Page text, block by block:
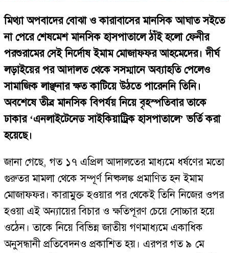
মিথ্যা অপবাদের বোঝা ও কারাবাসের মানসিক আঘাত সইতে
না পেরে শেষমেশ মানসিক হাসপাতালে ঠাঁই হলো ফেনীর
পরশুরামের সেই নির্দোষ ইমাম মোজাফফর আহমেদের। দীর্ঘ
লড়াইয়ের পর আদালত থেকে সসম্মানে অব্যাহতি পেলেও
সামাজিক লাঞ্ছনার ক্ষত কাটিয়ে উঠতে পারেননি তিনি।
অবশেষে তীব্র মানসিক বিপর্যয় নিয়ে বৃহস্পতিবার তাকে
ঢাকার ‘এনলাইটেনেড সাইকিয়াট্রিক হাসপাতালে’ ভর্তি করা
হয়েছে।
জানা গেছে, গত ১৭ এপ্রিল আদালতের মাধ্যমে ধর্ষণের মতো
গুরুতর মামলা থেকে সম্পূর্ণ নিষ্কলঙ্ক প্রমাণিত হন ইমাম
মোজাফফর। কারামুক্ত হওয়ার পর থেকেই তিনি নিজের ওপর
হওয়া এই অন্যায়ের বিচার ও ক্ষতিপূরণ চেয়ে সোচ্চার হয়ে
ওঠেন। তাকে নিয়ে বিভিন্ন জাতীয় গণমাধ্যমে একাধিক
অনুসন্ধানী প্রতিবেদনও প্রকাশিত হয়। এরপর গত ৯ মে